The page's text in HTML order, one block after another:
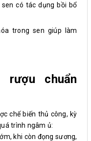
sen có tác dụng bồi bổ
trong sen giúp làm
rượu chuẩn
chế biến thủ công, kỳ
trình ngâm ủ:
khi còn đọng sương,